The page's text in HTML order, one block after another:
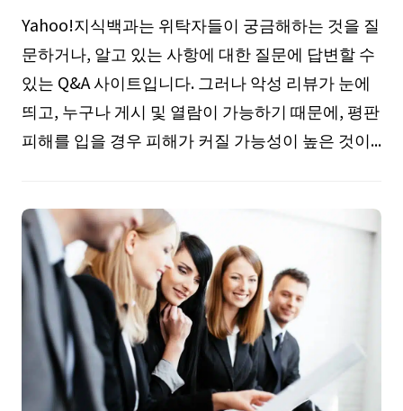
Yahoo!지식백과는 위탁자들이 궁금해하는 것을 질
문하거나, 알고 있는 사항에 대한 질문에 답변할 수
있는 Q&A 사이트입니다. 그러나 악성 리뷰가 눈에
띄고, 누구나 게시 및 열람이 가능하기 때문에, 평판
피해를 입을 경우 피해가 커질 가능성이 높은 것이...